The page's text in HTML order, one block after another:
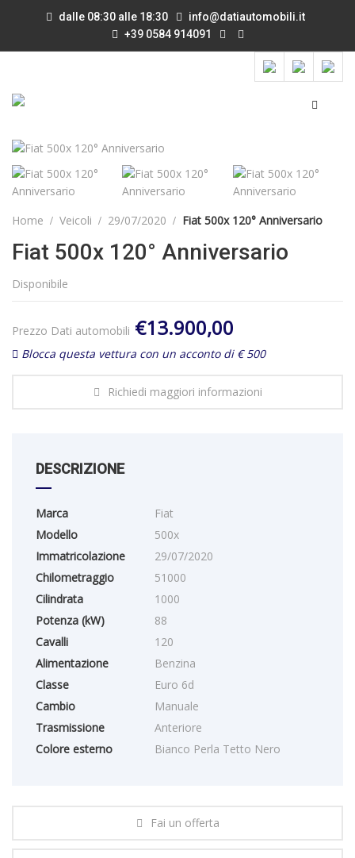
dalle 08:30 alle 18:30
info@datiautomobili.it
+39 0584 914091
Home Veicoli 29/07/2020 Fiat 500x 120° Anniversario
Fiat 500x 120° Anniversario
Disponibile
Prezzo Dati automobili €13.900,00
Blocca questa vettura con un acconto di € 500
Richiedi maggiori informazioni
DESCRIZIONE
Marca
Fiat
Modello
500x
Immatricolazione
29/07/2020
Chilometraggio
51000
Cilindrata
1000
Potenza (kW)
88
Cavalli
120
Alimentazione
Benzina
Classe
Euro 6d
Cambio
Manuale
Trasmissione
Anteriore
Colore esterno
Bianco Perla Tetto Nero
Fai un offerta